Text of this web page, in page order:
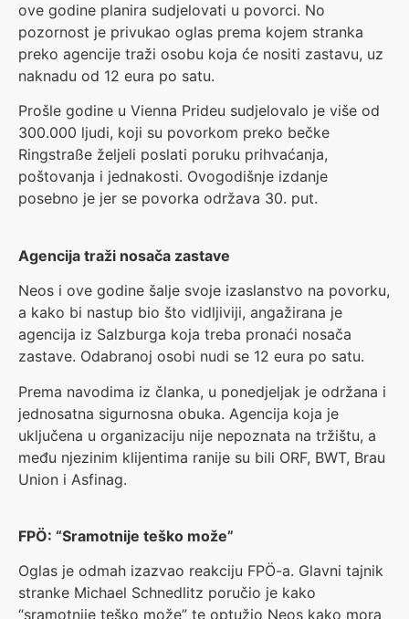
ove godine planira sudjelovati u povorci. No
pozornost je privukao oglas prema kojem stranka
preko agencije traži osobu koja će nositi zastavu, uz
naknadu od 12 eura po satu.
Prošle godine u Vienna Prideu sudjelovalo je više od
300.000 ljudi, koji su povorkom preko bečke
Ringstraße željeli poslati poruku prihvaćanja,
poštovanja i jednakosti. Ovogodišnje izdanje
posebno je jer se povorka održava 30. put.
Agencija traži nosača zastave
Neos i ove godine šalje svoje izaslanstvo na povorku,
a kako bi nastup bio što vidljiviji, angažirana je
agencija iz Salzburga koja treba pronaći nosača
zastave. Odabranoj osobi nudi se 12 eura po satu.
Prema navodima iz članka, u ponedjeljak je održana i
jednosatna sigurnosna obuka. Agencija koja je
uključena u organizaciju nije nepoznata na tržištu, a
među njezinim klijentima ranije su bili ORF, BWT, Brau
Union i Asfinag.
FPÖ: “Sramotnije teško može”
Oglas je odmah izazvao reakciju FPÖ-a. Glavni tajnik
stranke Michael Schnedlitz poručio je kako
“sramotnije teško može” te optužio Neos kako mora